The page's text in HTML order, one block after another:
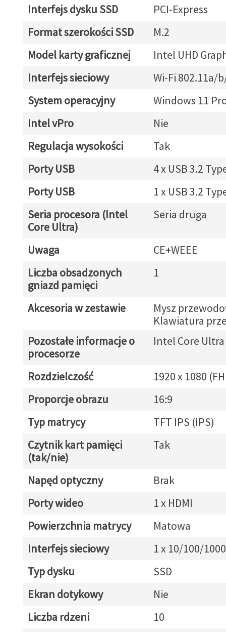
Interfejs dysku SSD
PCI-Express
Format szerokości SSD
M.2
Model karty graficznej
Intel UHD
Interfejs sieciowy
Wi-Fi 802.11a/
System operacyjny
Windows 11
Intel vPro
Nie
Regulacja wysokości
Tak
Porty USB
4 x USB 3.2
Porty USB
1 x USB 3.2
Seria procesora (Intel
Core Ultra)
Seria druga
Uwaga
CE+WEEE
Liczba obsadzonych
gniazd pamięci
1
Akcesoria w zestawie
Mysz
Klawiatura
Pozostałe informacje o
procesorze
Intel Core Ultra
Rozdzielczość
1920 x 1080
Proporcje obrazu
16:9
Typ matrycy
TFT IPS (IPS)
Czytnik kart pamięci
(tak/nie)
Tak
Napęd optyczny
Brak
Porty wideo
1 x HDMI
Powierzchnia matrycy
Matowa
Interfejs sieciowy
1 x 10/100/
Typ dysku
SSD
Ekran dotykowy
Nie
Liczba rdzeni
10